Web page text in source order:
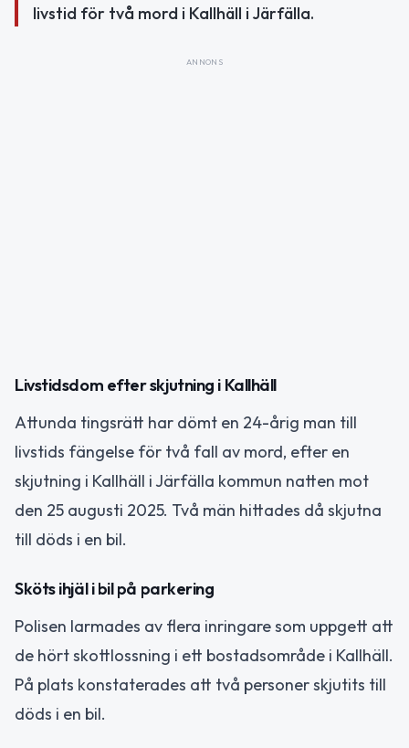
livstid för två mord i Kallhäll i Järfälla.
ANNONS
Livstidsdom efter skjutning i Kallhäll
Attunda tingsrätt har dömt en 24-årig man till
livstids fängelse för två fall av mord, efter en
skjutning i Kallhäll i Järfälla kommun natten mot
den 25 augusti 2025. Två män hittades då skjutna
till döds i en bil.
Sköts ihjäl i bil på parkering
Polisen larmades av flera inringare som uppgett att
de hört skottlossning i ett bostadsområde i Kallhäll.
På plats konstaterades att två personer skjutits till
döds i en bil.